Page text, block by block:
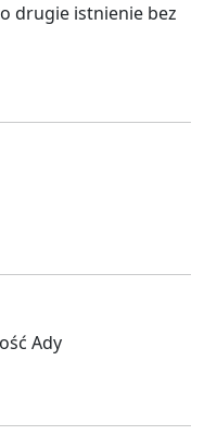
drugie istnienie bez
Ady